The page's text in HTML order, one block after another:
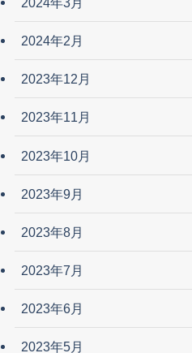
2024年2月
2023年12月
2023年11月
2023年10月
2023年9月
2023年8月
2023年7月
2023年6月
2023年5月